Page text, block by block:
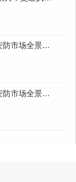
市场全景调
防市场全景调